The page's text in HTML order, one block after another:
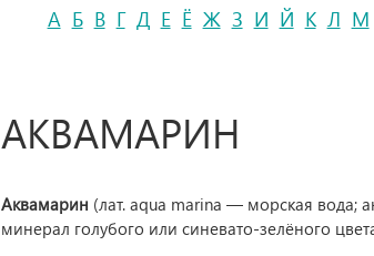
А Б В Г Д Е Ё Ж З И Й К Л М
АКВАМАРИН
Аквамарин (лат. aqua marina — морская вода;
минерал голубого или синевато-зелёного